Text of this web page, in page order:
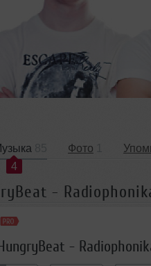
4
Фото
-
-